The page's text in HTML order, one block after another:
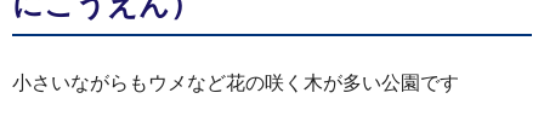
小さいながらもウメなど花の咲く木が多い公園です